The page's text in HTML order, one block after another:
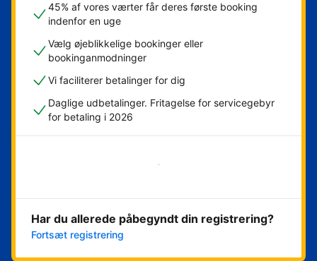
45% af vores værter får deres første booking
indenfor en uge
Vælg øjeblikkelige bookinger eller
bookinganmodninger
Vi faciliterer betalinger for dig
Daglige udbetalinger. Fritagelse for servicegebyr
for betaling i 2026
Kom i gang med det samme
Har du allerede påbegyndt din registrering?
Fortsæt registrering